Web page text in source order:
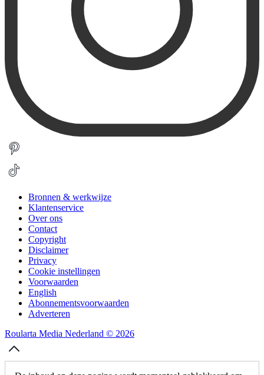
Bronnen & werkwijze
Klantenservice
Over ons
Contact
Copyright
Disclaimer
Privacy
Cookie instellingen
Voorwaarden
English
Abonnementsvoorwaarden
Adverteren
Roularta Media Nederland © 2026